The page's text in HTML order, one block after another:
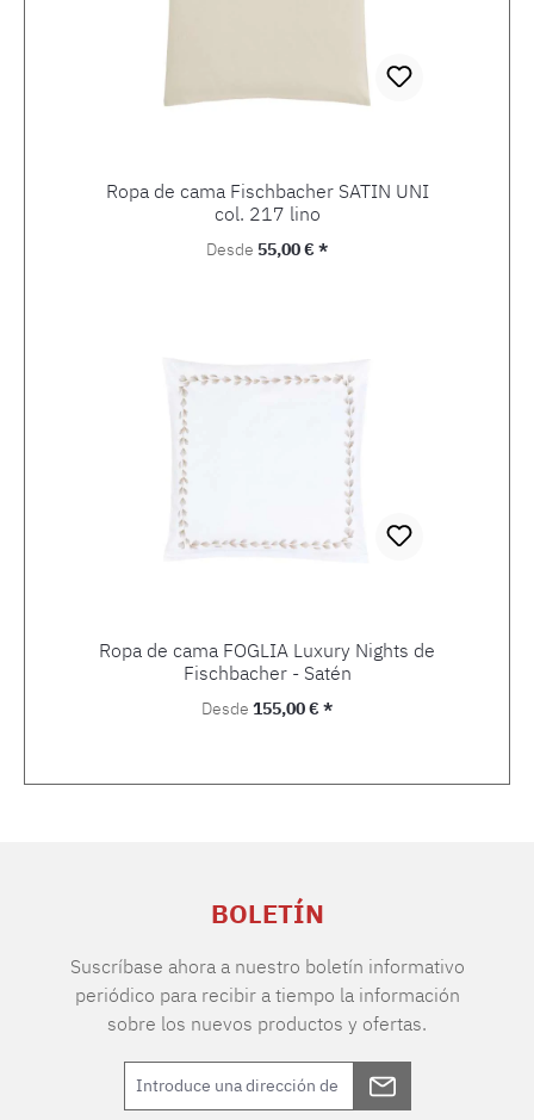
Ropa de cama Fischbacher SATIN UNI
col. 217 lino
Precio normal:
Desde 55,00 € *
Ropa de cama FOGLIA Luxury Nights de
Fischbacher - Satén
Precio normal:
Desde 155,00 € *
BOLETÍN
Suscríbase ahora a nuestro boletín informativo
periódico para recibir a tiempo la información
sobre los nuevos productos y ofertas.